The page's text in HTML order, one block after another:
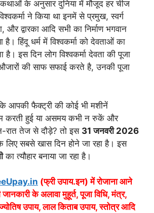
के अनुसार दुनिया में मौजूद हर चीज
ने किया था इनमें से प्रमुख, स्वर्ग
द्वारका आदि सभी का निर्माण भगवान
है। हिंदू धर्म में विश्वकर्मा को देवताओं का
है। इस दिन लोग विश्वकर्मा देवता की पूजा
की साफ सफाई करते है, उनकी पूजा
आपकी फैक्ट्री की कोई भी मशीनें
करती हुई या असमय कभी न रुकें और
रात तेज से दौड़े? तो इस 31 जनवरी 2026
सबसे खास दिन होने जा रहा है। इस
का त्यौहार बनाया जा रहा है।
(फ्री उपाय.इन) में रोजाना आने
जानकारी के अलावा मुहूर्त, पूजा विधि, मंत्र,
उपाय, लाल किताब उपाय, स्तोत्र आदि